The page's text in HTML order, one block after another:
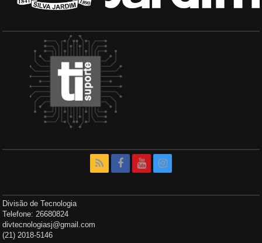
Divisão de Tecnologia
Telefone: 26680824
divtecnologiasj@gmail.com
(21) 2018-5146